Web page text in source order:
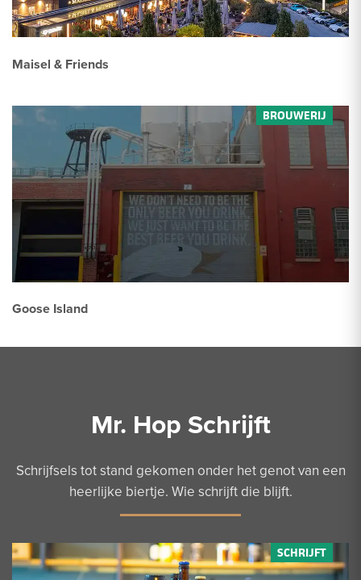
Maisel & Friends
Goose Island
Mr. Hop Schrijft
Schrijfsels tot stand gekomen onder het genot van een
heerlijke biertje. Wie schrijft die blijft.